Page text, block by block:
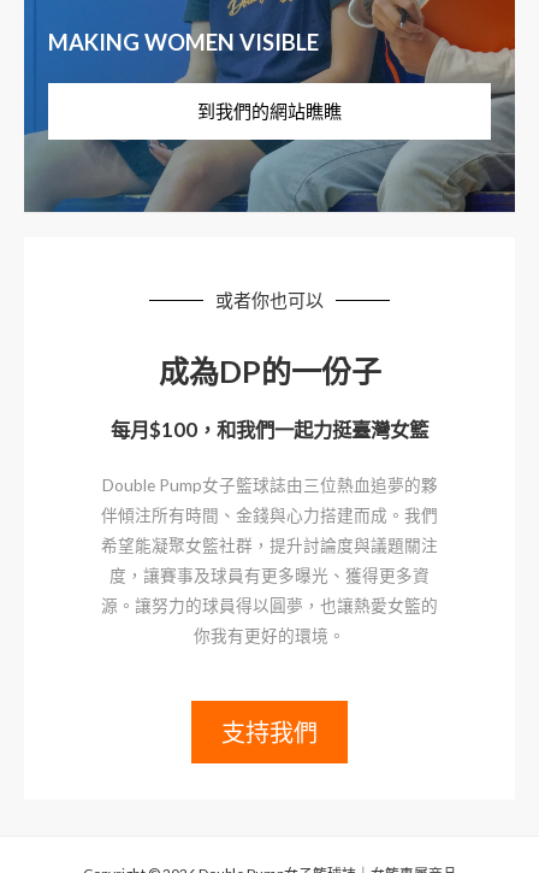
MAKING WOMEN VISIBLE
到我們的網站瞧瞧
或者你也可以
成為DP的一份子
每月$100，和我們一起力挺臺灣女籃
Double Pump女子籃球誌由三位熱血追夢的夥
伴傾注所有時間、金錢與心力搭建而成。我們
希望能凝聚女籃社群，提升討論度與議題關注
度，讓賽事及球員有更多曝光、獲得更多資
源。讓努力的球員得以圓夢，也讓熱愛女籃的
你我有更好的環境。
支持我們